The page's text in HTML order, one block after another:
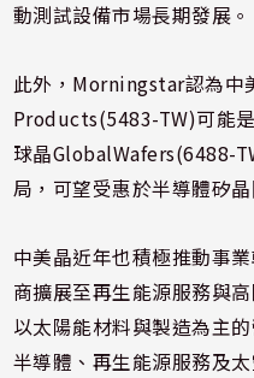
動測試設備市場長期發展。
此外，Morningstar認為
Products(5483-TW)可能
球晶GlobalWafers(6488-
局，可望受惠於半導體矽
中美晶近年也積極推動事
商擴展至再生能源服務與
以太陽能材料與製造為主
半導體、再生能源服務及